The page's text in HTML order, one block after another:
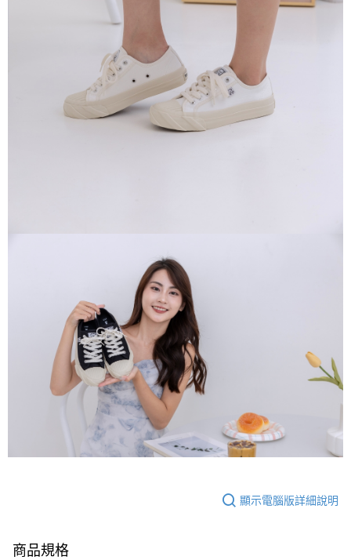
顯示電腦版詳細說明
商品規格